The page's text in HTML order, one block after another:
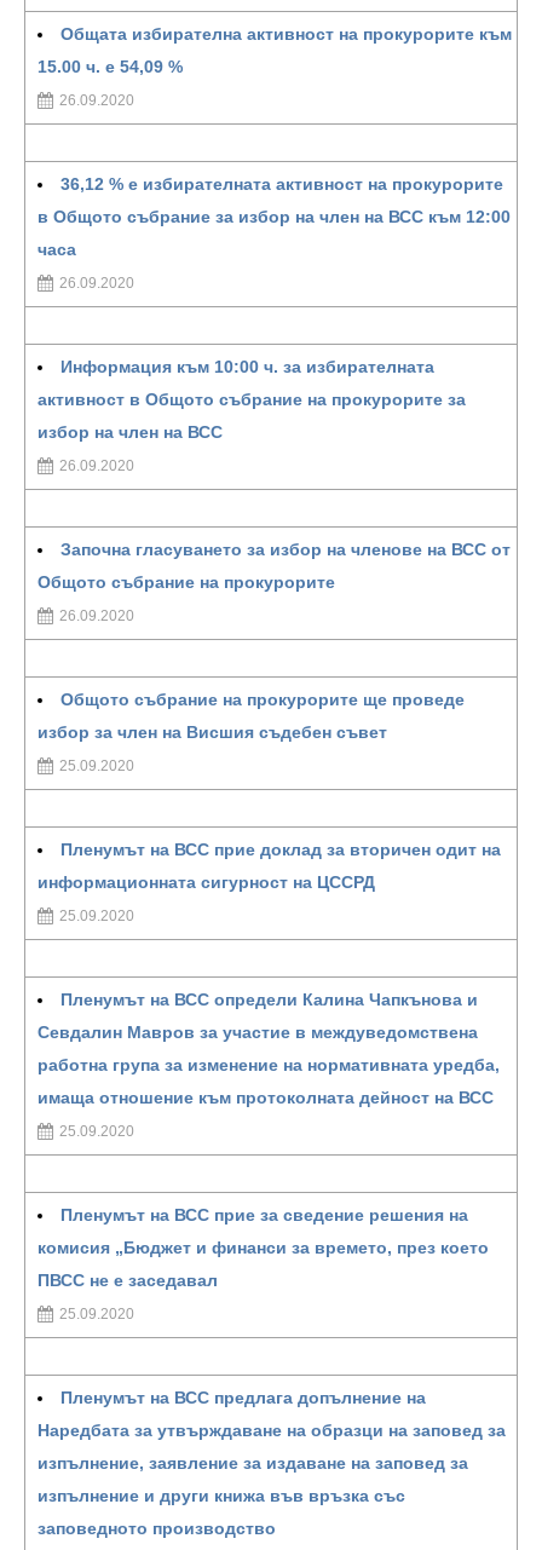
Общата избирателна активност на прокурорите към
15.00 ч. е 54,09 %
26.09.2020
36,12 % e избирателната активност на прокурорите
в Общото събрание за избор на член на ВСС към 12:00
часа
26.09.2020
Информация към 10:00 ч. за избирателната
активност в Общото събрание на прокурорите за
избор на член на ВСС
26.09.2020
Започна гласуването за избор на членове на ВСС от
Общото събрание на прокурорите
26.09.2020
Общото събрание на прокурорите ще проведе
избор за член на Висшия съдебен съвет
25.09.2020
Пленумът на ВСС прие доклад за вторичен одит на
информационната сигурност на ЦССРД
25.09.2020
Пленумът на ВСС определи Калина Чапкънова и
Севдалин Мавров за участие в междуведомствена
работна група за изменение на нормативната уредба,
имаща отношение към протоколната дейност на ВСС
25.09.2020
Пленумът на ВСС прие за сведение решения на
комисия „Бюджет и финанси за времето, през което
ПВСС не е заседавал
25.09.2020
Пленумът на ВСС предлага допълнение на
Наредбата за утвърждаване на образци на заповед за
изпълнение, заявление за издаване на заповед за
изпълнение и други книжа във връзка със
заповедното производство